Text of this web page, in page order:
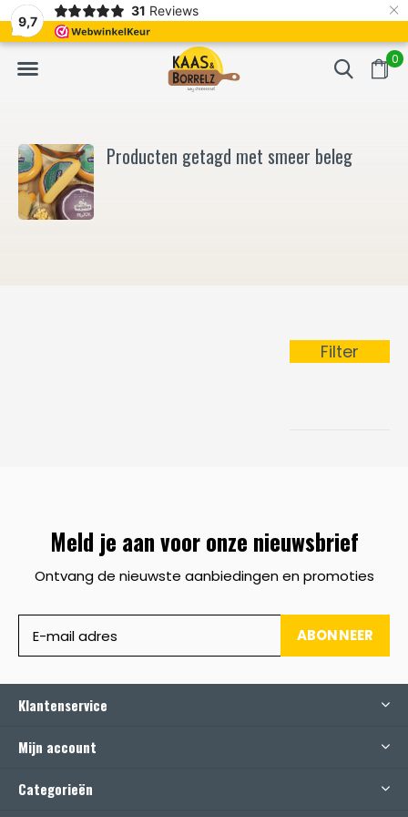
9,7
31 Reviews ×
0
Vers van het mes en gevacumeerd Vaak volgende
Producten getagd met smeer beleg
Filter
Meld je aan voor onze nieuwsbrief
Ontvang de nieuwste aanbiedingen en promoties
ABONNEER
Klantenservice
Mijn account
Categorieën